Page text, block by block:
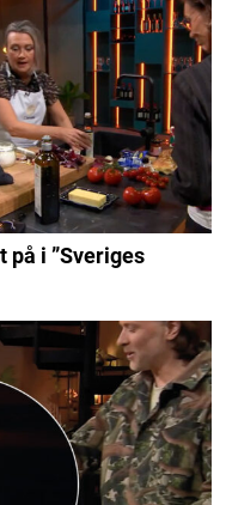
i ”Sveriges